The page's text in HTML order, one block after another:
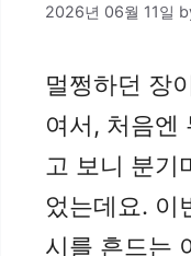
2026년 06월 11일
멀쩡하던 장
여서, 처음엔
고 보니 분기
었는데요. 이
시를 흔드는